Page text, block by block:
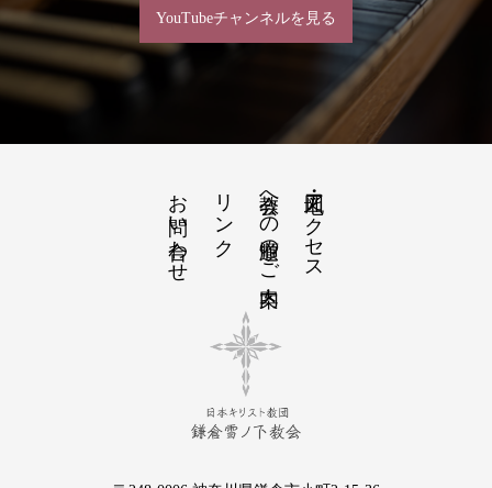
YouTubeチャンネルを見る
地図・アクセス
教会への道順のご案内
リンク
お問い合わせ